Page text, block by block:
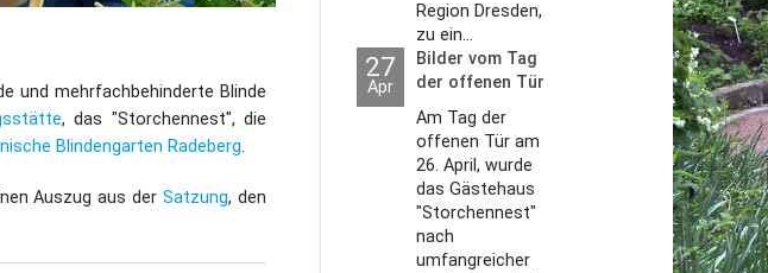
und mehrfachbehinderte Blinde
, das "Storchennest", die
Blindengarten Radeberg.
Auszug aus derSatzung, den
Region Dresden,
zu ein...
27
Apr
Bilder vom Tag
der offenen Tür
2026
Am Tag der
offenen Tür am
26. April, wurde
das Gästehaus
"Storchennest"
nach
umfangreicher